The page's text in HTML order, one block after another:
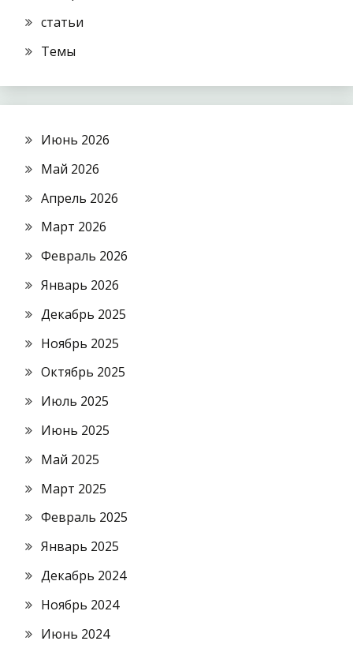
статьи
Темы
Июнь 2026
Май 2026
Апрель 2026
Март 2026
Февраль 2026
Январь 2026
Декабрь 2025
Ноябрь 2025
Октябрь 2025
Июль 2025
Июнь 2025
Май 2025
Март 2025
Февраль 2025
Январь 2025
Декабрь 2024
Ноябрь 2024
Июнь 2024